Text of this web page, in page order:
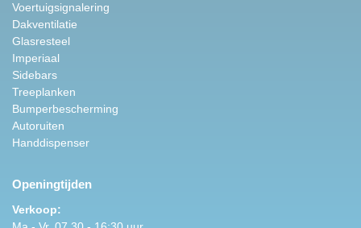
Voertuigsignalering
Dakventilatie
Glasresteel
Imperiaal
Sidebars
Treeplanken
Bumperbescherming
Autoruiten
Handdispenser
Openingtijden
Verkoop: